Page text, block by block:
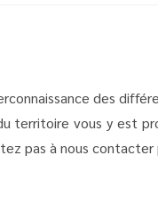
des
territoire vous y est
pas à nous contacter